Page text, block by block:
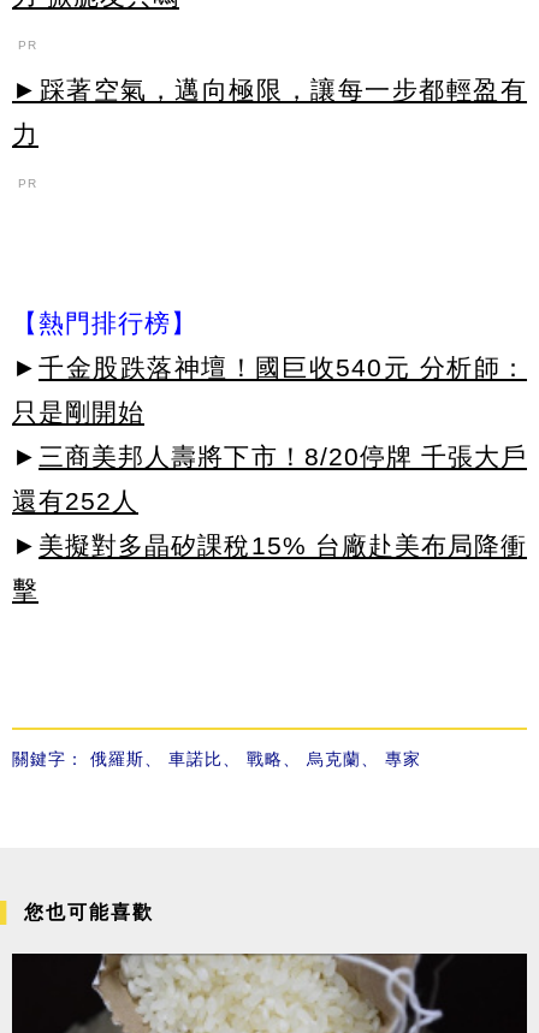
PR
►踩著空氣，邁向極限，讓每一步都輕盈有
力
PR
【熱門排行榜】
► 千金股跌落神壇！國巨收540元 分析師：
只是剛開始
► 三商美邦人壽將下市！8/20停牌 千張大戶
還有252人
► 美擬對多晶矽課稅15% 台廠赴美布局降衝
擊
關鍵字： 俄羅斯 車諾比 戰略 烏克蘭 專家
您也可能喜歡